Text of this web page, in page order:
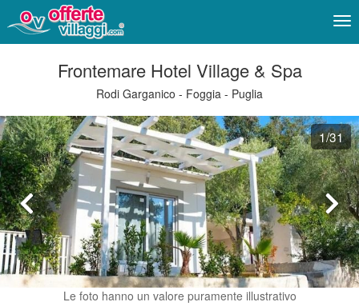
Frontemare Hotel Village & Spa
Rodi Garganico - Foggia - Puglia
1/31
Le foto hanno un valore puramente illustrativo